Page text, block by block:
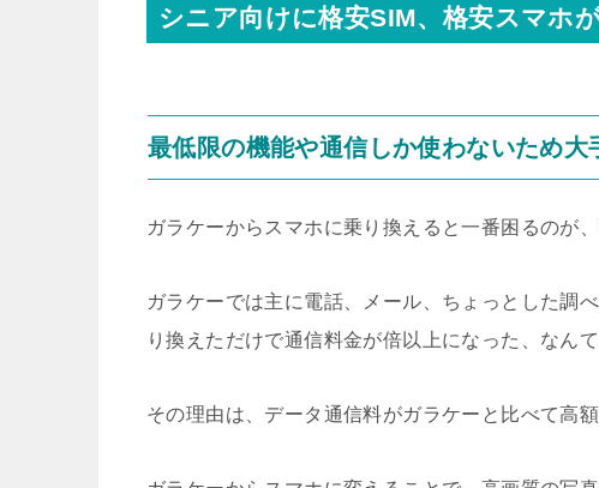
シニア向けに格安SIM、格安スマホ
最低限の機能や通信しか使わないため
ガラケーからスマホに乗り換えると一番困るのが、
ガラケーでは主に電話、メール、ちょっとした調
り換えただけで通信料金が倍以上になった、なん
その理由は、データ通信料がガラケーと比べて高額